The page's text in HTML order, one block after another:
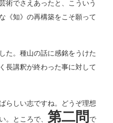
術でさえあったと、こういう
《知》の再構築をこそ願って
た。種山の話に感銘をうけた
長講釈が終わった事に対して
らしい志ですね。どうぞ理想
。ところで、第二問で